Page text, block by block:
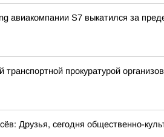
авиакомпании S7 выкатился за
транспортной прокуратурой
Друзья, сегодня общественно-